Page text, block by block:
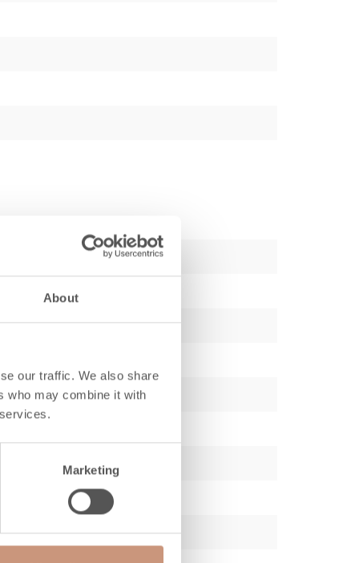
About
our traffic. We also share
who may combine it with
Marketing